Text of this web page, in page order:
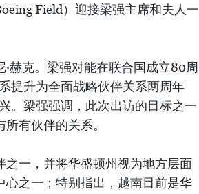
Field）迎接梁强主席和夫人一
赫克。梁强对能在联合国成立80周
提升为全面战略伙伴关系两周年
。梁强强调，此次出访的目标之一
有伙伴的关系。
一，并将华盛顿州视为地方层面
之一；特别指出，越南目前是华